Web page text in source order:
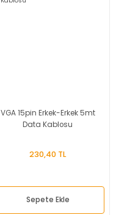
VGA 15pin Erkek-Erkek 5mt
Data Kablosu
230,40 TL
Sepete Ekle